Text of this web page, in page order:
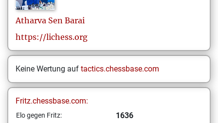
Atharva Sen Barai
https://lichess.org
Keine Wertung auf tactics.chessbase.com
Fritz.chessbase.com:
Elo gegen Fritz: 1636